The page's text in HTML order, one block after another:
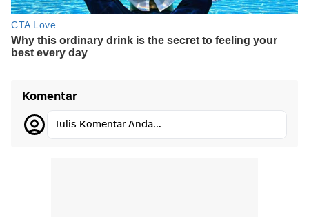
Komentar
Tulis Komentar Anda...